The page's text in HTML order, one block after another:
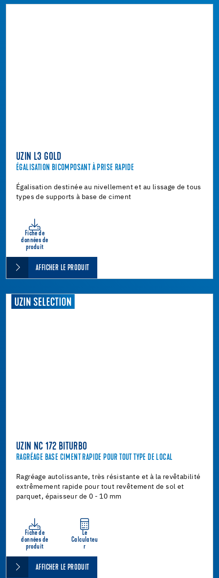
UZIN L3 GOLD
ÉGALISATION BICOMPOSANT À PRISE RAPIDE
Égalisation destinée au nivellement et au lissage de tous
types de supports à base de ciment
Fiche de
données de
produit
AFFICHER LE PRODUIT
UZIN NC 172 BITURBO
RAGRÉAGE BASE CIMENT RAPIDE POUR TOUT TYPE DE LOCAL
Ragréage autolissante, très résistante et à la revêtabilité
extrêmement rapide pour tout revêtement de sol et
parquet, épaisseur de 0 - 10 mm
Fiche de
données de
produit
Le
Calculateu
r
AFFICHER LE PRODUIT